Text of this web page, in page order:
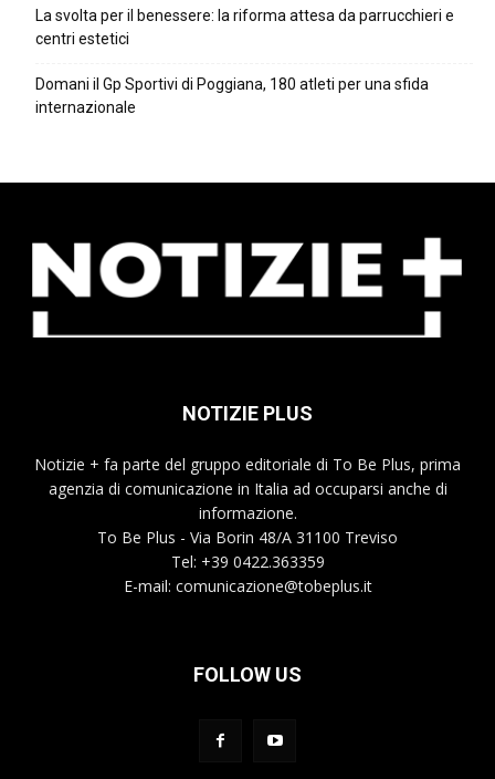
La svolta per il benessere: la riforma attesa da parrucchieri e
centri estetici
Domani il Gp Sportivi di Poggiana, 180 atleti per una sfida
internazionale
NOTIZIE PLUS
Notizie + fa parte del gruppo editoriale di To Be Plus, prima
agenzia di comunicazione in Italia ad occuparsi anche di
informazione.
To Be Plus - Via Borin 48/A 31100 Treviso
Tel: +39 0422.363359
E-mail: comunicazione@tobeplus.it
FOLLOW US